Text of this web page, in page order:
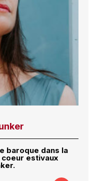
baroque dans la
estivaux